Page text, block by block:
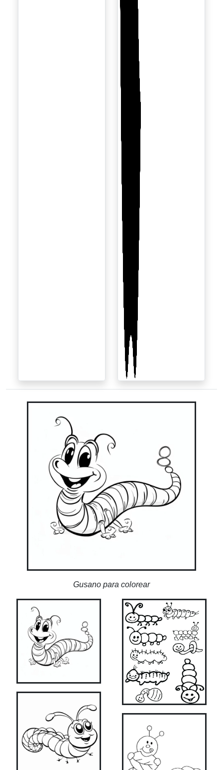
Gusano para colorear